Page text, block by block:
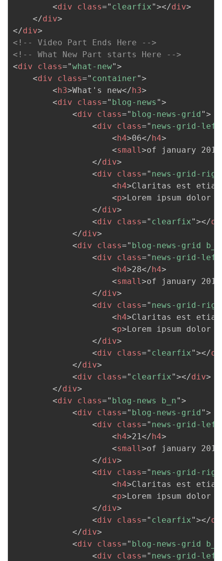
<div class=" clearfix"></div>
</div>
</div>
<!-- Video Part Ends Here -->
<!-- What New Part starts Here -->
<div class="what-new">
<div class=" container">
<h3>What's new</h3>
<div class=" blog-news ">
<div class=" blog-news-grid ">
<div class=" news-grid-left
<h4>06</h4>
<small >of january 2015
</div>
<div class=" news-grid-
<h4>Claritas est etiam
<p>Lorem ipsum
</div>
<div class=" clearfix"></
</div>
<div class=" blog-news-grid
<div class=" news-grid-left
<h4>28</h4>
<small >of january 2015
</div>
<div class=" news-grid-
<h4>Claritas est etiam
<p>Lorem ipsum
</div>
<div class=" clearfix"></
</div>
<div class=" clearfix"></div>
</div>
<div class=" blog-news b_n">
<div class=" blog-news-grid ">
<div class=" news-grid-left
<h4>21 </h4>
<small >of january 2015
</div>
<div class=" news-grid-
<h4>Claritas est etiam
<p>Lorem ipsum
</div>
<div class=" clearfix"></
</div>
<div class=" blog-news-grid
<div class=" news-grid-left